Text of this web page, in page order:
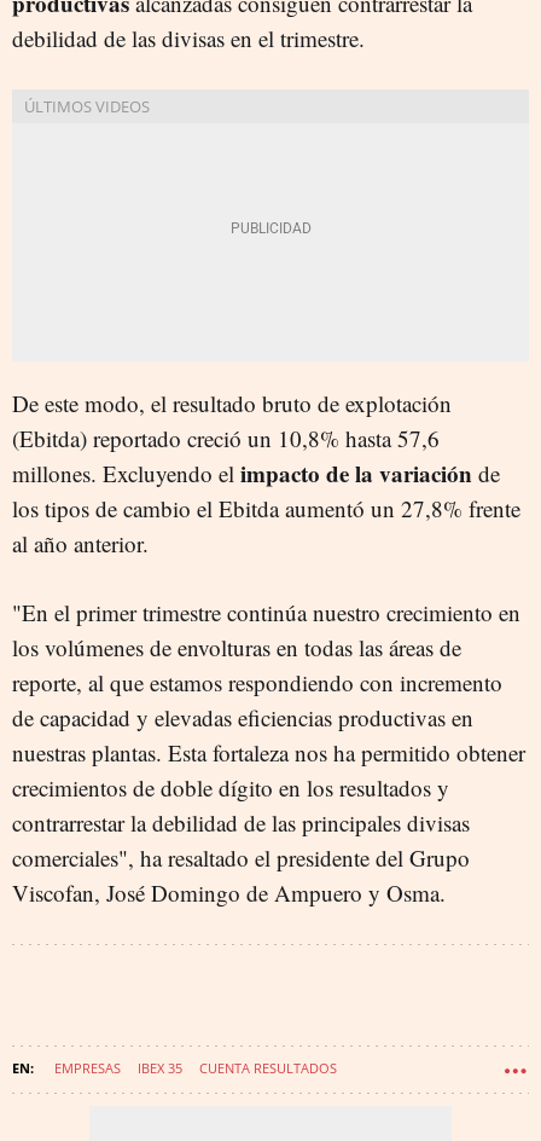
debilidad de las divisas en el trimestre.
De este modo, el resultado bruto de explotación
(Ebitda) reportado creció un 10,8% hasta 57,6
millones. Excluyendo el impacto de la variación de
los tipos de cambio el Ebitda aumentó un 27,8% frente
al año anterior.
"En el primer trimestre continúa nuestro crecimiento en
los volúmenes de envolturas en todas las áreas de
reporte, al que estamos respondiendo con incremento
de capacidad y elevadas eficiencias productivas en
nuestras plantas. Esta fortaleza nos ha permitido obtener
crecimientos de doble dígito en los resultados y
contrarrestar la debilidad de las principales divisas
comerciales", ha resaltado el presidente del Grupo
Viscofan, José Domingo de Ampuero y Osma.
EMPRESAS IBEX 35 CUENTA RESULTADOS